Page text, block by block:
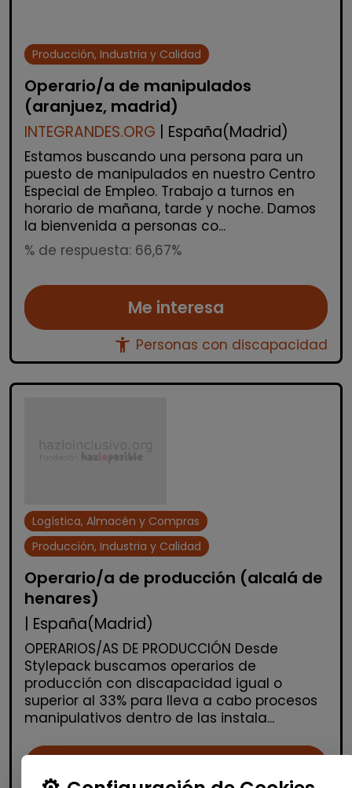
Producción, Industria y Calidad
Operario/a de manipulados
(aranjuez, madrid)
INTEGRANDES.ORG | España(Madrid)
Estamos buscando una persona para un
puesto de manipulados en nuestro Centro
Especial de Empleo. Trabajo a turnos en
horario de mañana, tarde y noche. Damos
la bienvenida a personas co...
% de respuesta: 66,67%
Me interesa
accessibility_new Personas con discapacidad
Logística, Almacén y Compras
Producción, Industria y Calidad
Operario/a de producción (alcalá de
henares)
| España(Madrid)
OPERARIOS/AS DE PRODUCCIÓN Desde
Stylepack buscamos operarios de
producción con discapacidad igual o
superior al 33% para lleva a cabo procesos
manipulativos dentro de las instala...